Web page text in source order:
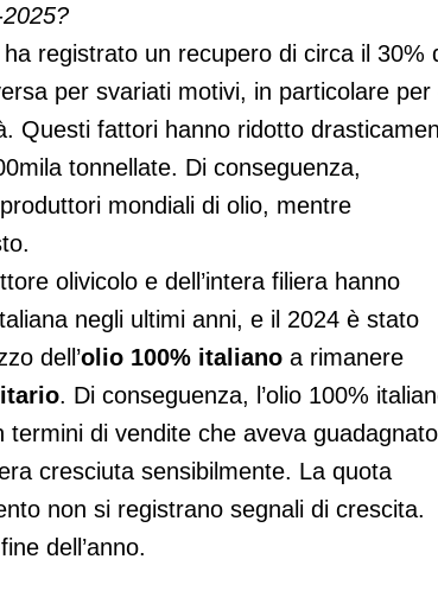
registrato un recupero di circa il 30%
per svariati motivi, in particolare per
Questi fattori hanno ridotto
tonnellate. Di conseguenza,
mondiali di olio, mentre
olivicolo e dell’intera filiera hanno
negli ultimi anni, e il 2024 è stato
dell’olio 100% italiano a rimanere
. Di conseguenza, l’olio 100%
di vendite che aveva
cresciuta sensibilmente. La quota
non si registrano segnali di crescita.
dell’anno.